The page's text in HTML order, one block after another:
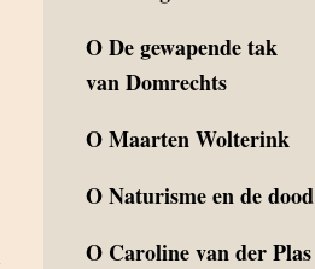
ODe gewapende tak
van Domrechts
OMaarten Wolterink
ONaturisme en de dood
O Caroline van der Plas